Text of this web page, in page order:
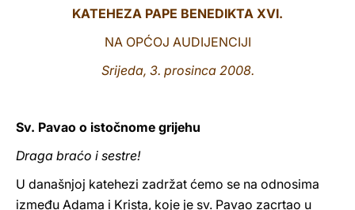
KATEHEZA PAPE BENEDIKTA XVI.
NA OPĆOJ AUDIJENCIJI
Srijeda, 3. prosinca 2008.
Sv. Pavao o istočnome grijehu
Draga braćo i sestre!
U današnjoj katehezi zadržat ćemo se na odnosima
između Adama i Krista, koje je sv. Pavao zacrtao u